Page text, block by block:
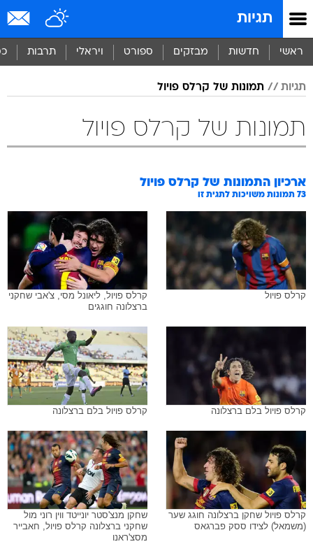
תגיות
ראשי חדשות מבזקים ספורט ויראלי תרבות
תגיות תמונות של קרלס פויול
תמונות של קרלס פויול
ארכיון התמונות של קרלס פויול
73 תמונות משויכות לתגית זו
קרלס פויול
קרלס פויול, ליאונל מסי, צ'אבי שחקני
ברצלונה חוגגים
קרלס פויול בלם ברצלונה קרלס פויול בלם ברצלונה
קרלס פויול שחקן ברצלונה חוגג שער
(משמאל) לצידו ססק פברגאס
שחקן מנצ'סטר יונייטד ווין רוני מול
שחקני ברצלונה קרלס פויול, חאבייר
מסצ'ראנו